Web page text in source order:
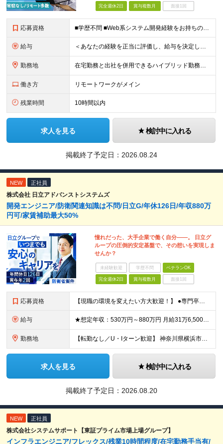
完全週休2日 賞与複数月 面接1回
応募資格 ■学歴不問 ■Web系システム開発経験をお持ちの方 ★設計・開発経験～運用保守まで幅広く募集します ★Google Cloud・AWS・Azureなど、クラウド技術は問いませんが、経験・知見が深い方は
給与 ＜あなたの経験を正当に評価し、給与を決定します！＞ 想定年収450万円～1,000万円 └月給30万8000円～＋賞与年2回 ◎在宅勤務手当あり ◎交通費100％支給 ◎資格取得奨励制度(一時金/資格
勤務地 在宅勤務と出社を併用できるハイブリッド勤務！ （出社は週1～3日程度ですが、ご希望に合わせて柔軟に対応可能です。） ≪東京オフィス≫ 東京都新宿区西新宿2-6-1 新宿住友ビル26F ※(業務の変
働き方 リモートワークがメイン
残業時間 10時間以内
求人を見る 検討中に入れる
掲載終了予定日： 2026.08.24
NEW 正社員
株式会社 日立アドバンストシステムズ
開発エンジニア/防衛関連知識は不問/日立G/年休126日/年収880万
円可/家賃補助最大50%
憧れだった、大手企業で働く自分――。 日立グ
ループの圧倒的安定基盤で、その想いを実現しま
せんか？
未経験歓迎 学歴不問 ベテランOK
完全週休2日 賞与複数月 面接1回
応募資格 【現職の環境を変えたい方大歓迎！】 ●専門卒以上 ●何らかのアプリケーション開発経験をお持ちの方 ※担当フェーズ（設計・構築・試験・保守など）、開発言語、防衛分野の知識は一切不問です！ ★求める人
給与 ★想定年収：530万円～880万円 月給31万6,500円～47万2,500円＋賞与年2回＋各種手当 ※経験・年齢・スキルを考慮の上、当社規定により決定します。 ※残業代は別途全額支給します。 ※
勤務地 【転勤なし／U・Iターン歓迎】 神奈川県横浜市戸塚区吉田町292番地 ※(変更の範囲)上記を除く当社関連勤務地
求人を見る 検討中に入れる
掲載終了予定日： 2026.08.20
NEW 正社員
株式会社システムサポート【東証プライム市場上場グループ】
インフラエンジニア/フレックス/残業10時間程度/在宅勤務手当有/